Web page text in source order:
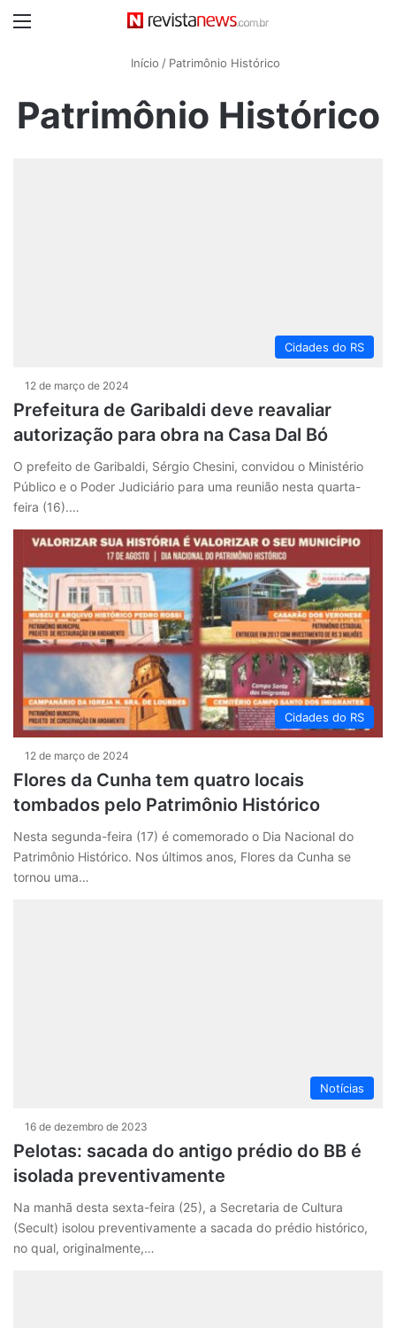
Início / Patrimônio Histórico
Patrimônio Histórico
Cidades do RS
12 de março de 2024
Prefeitura de Garibaldi deve reavaliar
autorização para obra na Casa Dal Bó
O prefeito de Garibaldi, Sérgio Chesini, convidou o Ministério
Público e o Poder Judiciário para uma reunião nesta quarta-
feira (16).…
Cidades do RS
12 de março de 2024
Flores da Cunha tem quatro locais
tombados pelo Patrimônio Histórico
Nesta segunda-feira (17) é comemorado o Dia Nacional do
Patrimônio Histórico. Nos últimos anos, Flores da Cunha se
tornou uma…
Notícias
16 de dezembro de 2023
Pelotas: sacada do antigo prédio do BB é
isolada preventivamente
Na manhã desta sexta-feira (25), a Secretaria de Cultura
(Secult) isolou preventivamente a sacada do prédio histórico,
no qual, originalmente,…